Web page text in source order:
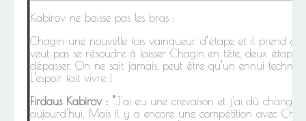
Kabirov ne baisse pas les bras :
Chagin une nouvelle fois vainqueur d’étape et il prend
veut pas se résoudre à laisser Chagin en tête, deux
dépasser. On ne sait jamais, peut être qu’un ennui
L’espoir fait vivre !
Firdaus Kabirov : " J'ai eu une crevaison et j'ai dû
aujourd'hui. Mais il y a encore une compétition avec